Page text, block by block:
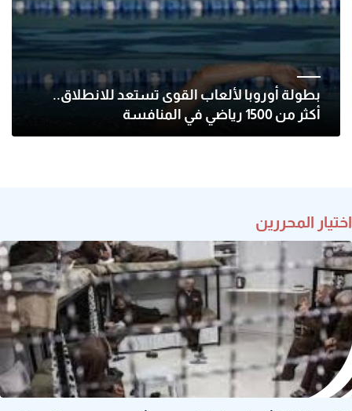
بطولة أوروبا لألعاب القوى تستعد للانطلاق..
أكثر من 1500 رياضي في المنافسة
اختيار المحررين